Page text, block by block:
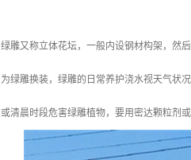
绿雕又称立体花坛，一般内设钢材构架，然
为绿雕换装，绿雕的日常养护浇水视天气状
或清晨时段危害绿雕植物，要用密达颗粒剂